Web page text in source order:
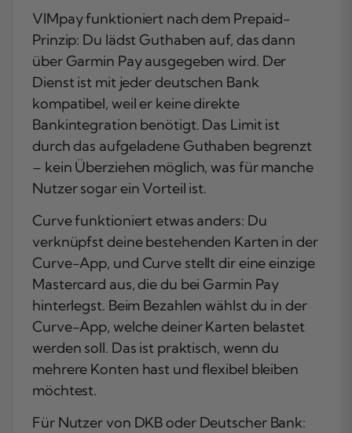
VIMpay funktioniert nach dem Prepaid-
Prinzip: Du lädst Guthaben auf, das dann
über Garmin Pay ausgegeben wird. Der
Dienst ist mit jederdeutschen Bank
kompatibel, weil er keine direkte
Bankintegration benötigt. Das Limit ist
durch das aufgeladene Guthaben begrenzt
– kein Überziehen möglich, was für manche
Nutzer sogar ein Vorteil ist.
Curve funktioniert etwas anders: Du
verknüpfst deine bestehenden Karten in der
Curve-App, und Curve stellt dir eine einzige
Mastercard aus, die du bei Garmin Pay
hinterlegst. Beim Bezahlen wählst du in der
Curve-App, welche deiner Karten belastet
werden soll. Das ist praktisch, wenn du
mehrere Konten hast und flexibel bleiben
möchtest.
Für Nutzer von DKB oder Deutscher Bank: